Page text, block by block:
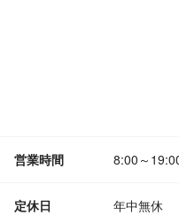
営業時間 8:00～
定休日 年中無休